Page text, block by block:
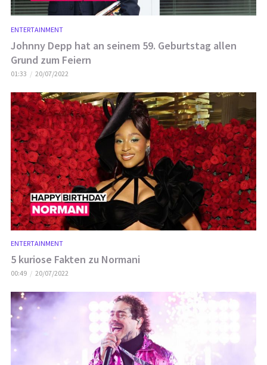
ENTERTAINMENT
Johnny Depp hat an seinem 59. Geburtstag allen
Grund zum Feiern
01:33 20/07/2022
ENTERTAINMENT
5 kuriose Fakten zu Normani
00:49 20/07/2022